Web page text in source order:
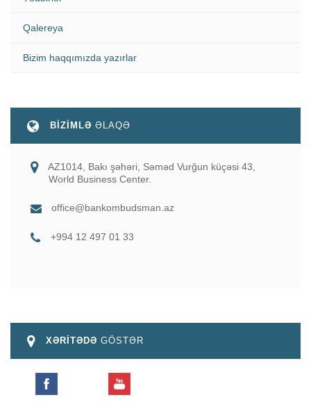
Qalereya
Bizim haqqımızda yazırlar
BİZİMLƏ ƏLAQƏ
AZ1014, Bakı şəhəri, Səməd Vurğun küçəsi 43,
World Business Center.
office@bankombudsman.az
+994 12 497 01 33
XƏRİTƏDƏ GÖSTƏR